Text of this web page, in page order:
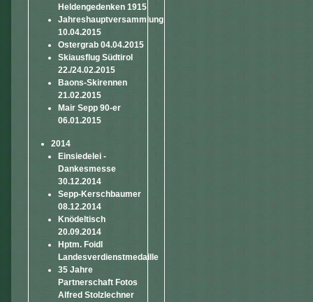
Heldengedenken 1915
Jahreshauptversammlung
10.04.2015
Ostergrab 04.04.2015
Skiausflug Südtirol
22./24.02.2015
Baons-Skirennen
21.02.2015
Mair Sepp 90-er
06.01.2015
2014
Einsiedelei -
Dankesmesse
30.12.2014
Sepp-Kerschbaumer
08.12.2014
Knödeltisch
20.09.2014
Hptm. Foidl
Landesverdienstmedaille
35 Jahre
Partnerschaft Fotos
Alfred Stolzlechner